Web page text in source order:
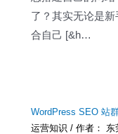
了？其实无论是
合自己 [&h…
WordPress SEO 站
运营知识 / 作者： 东